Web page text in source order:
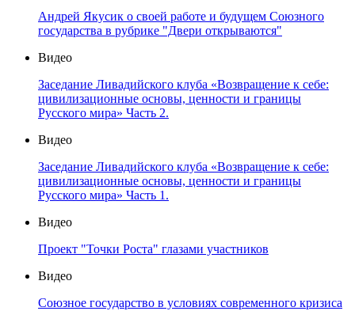
Андрей Якусик о своей работе и будущем Союзного
государства в рубрике "Двери открываются"
Видео
Заседание Ливадийского клуба «Возвращение к себе:
цивилизационные основы, ценности и границы
Русского мира» Часть 2.
Видео
Заседание Ливадийского клуба «Возвращение к себе:
цивилизационные основы, ценности и границы
Русского мира» Часть 1.
Видео
Проект "Точки Роста" глазами участников
Видео
Союзное государство в условиях современного кризиса